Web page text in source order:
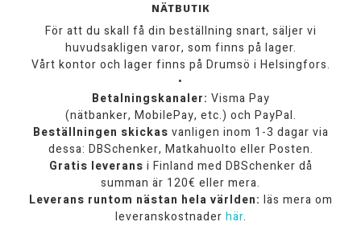
NÄTBUTIK
För att du skall få din beställning snart, säljer vi
huvudsakligen varor, som finns på lager.
Vårt kontor och lager finns på Drumsö i Helsingfors.
•
Betalningskanaler: Visma Pay
(nätbanker, MobilePay, etc.) och PayPal.
Beställningen skickas vanligen inom 1-3 dagar via
dessa: DBSchenker, Matkahuolto eller Posten.
Gratis leverans i Finland med DBSchenker då
summan är 120€ eller mera.
Leverans runtom nästan hela världen: läs mera om
leveranskostnader här.